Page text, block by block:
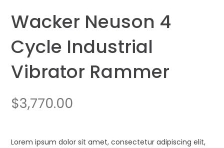
Wacker Neuson 4
Cycle Industrial
Vibrator Rammer
$3,770.00
Lorem ipsum dolor sit amet, consectetur adipiscing elit,